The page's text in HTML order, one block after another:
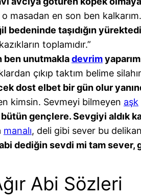
masadan en son ben
bedeninde taşıdığın
toplamıdır.”
ben unutmakladevrim
çıkıp taktım belime
dost elbet bir gün olur
kimsin. Sevmeyi bilmeyen aşk
gençlere. Sevgiyi aldık
manalı, deli gibi sever bu
dediğin sevdi mi tam
Abi Sözleri